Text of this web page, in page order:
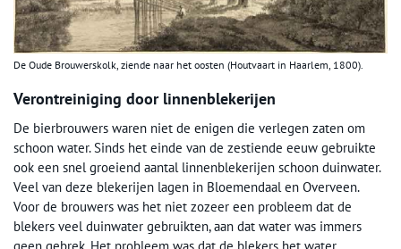
De Oude Brouwerskolk, ziende naar het oosten (Houtvaart in Haarlem, 1800).
Verontreiniging door linnenblekerijen
De bierbrouwers waren niet de enigen die verlegen zaten om
schoon water. Sinds het einde van de zestiende eeuw gebruikte
ook een snel groeiend aantal linnenblekerijen schoon duinwater.
Veel van deze blekerijen lagen in Bloemendaal en Overveen.
Voor de brouwers was het niet zozeer een probleem dat de
blekers veel duinwater gebruikten, aan dat water was immers